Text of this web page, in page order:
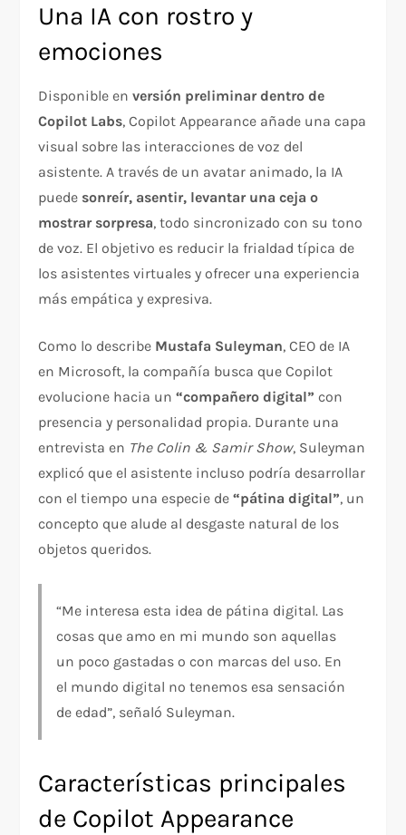
Una IA con rostro y
emociones
Disponible enversión preliminar dentro de
Copilot Labs, Copilot Appearance añade una capa
visual sobre las interacciones de voz del
asistente. A través de un avatar animado, la IA
puede sonreír, asentir, levantar una ceja o
mostrar sorpresa, todo sincronizado con su tono
de voz. El objetivo es reducir la frialdad típica de
los asistentes virtuales y ofrecer una experiencia
más empática y expresiva.
Como lo describe Mustafa Suleyman, CEO de IA
en Microsoft, la compañía busca que Copilot
evolucione hacia un“compañero digital” con
presencia y personalidad propia. Durante una
entrevista en The Colin & Samir Show, Suleyman
explicó que el asistente incluso podría desarrollar
con el tiempo una especie de“pátina digital”, un
concepto que alude al desgaste natural de los
objetos queridos.
“Me interesa esta idea de pátina digital. Las
cosas que amo en mi mundo son aquellas
un poco gastadas o con marcas del uso. En
el mundo digital no tenemos esa sensación
de edad”, señaló Suleyman.
Características principales
de Copilot Appearance